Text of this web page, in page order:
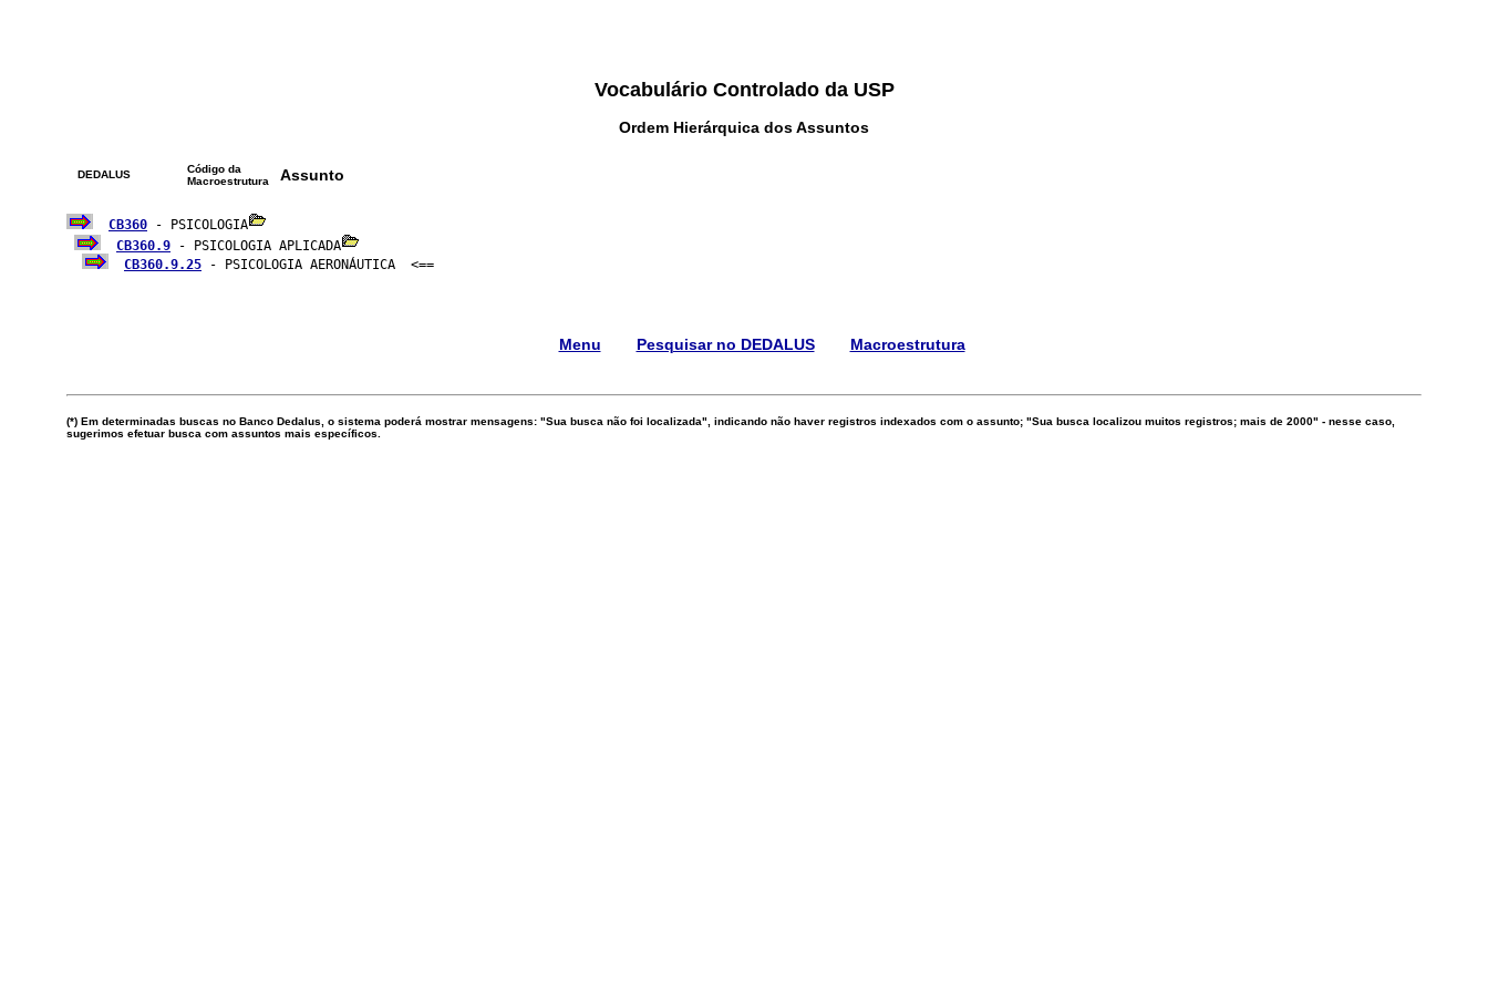
Vocabulário Controlado da USP
Ordem Hierárquica dos Assuntos
DEDALUS
Código da
Macroestrutura
Assunto
CB360 - PSICOLOGIA
CB360.9 - PSICOLOGIA APLICADA
CB360.9.25 - PSICOLOGIA AERONÁUTICA  <==
Menu Pesquisar no DEDALUS Macroestrutura
(*) Em determinadas buscas no Banco Dedalus, o sistema poderá mostrar mensagens: "Sua busca não foi localizada", indicando não haver registros indexados com o assunto; "Sua busca localizou muitos registros; mais de 2000" - nesse caso,
sugerimos efetuar busca com assuntos mais específicos.